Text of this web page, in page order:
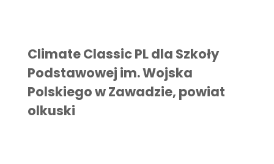
Climate Classic PL dla Szkoły
Podstawowej im. Wojska
Polskiego w Zawadzie, powiat
olkuski